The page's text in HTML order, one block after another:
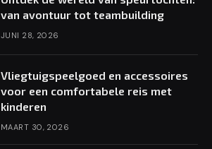
van avontuur tot teambuilding
JUNI 28, 2026
Vliegtuigspeelgoed en accessoires
voor een comfortabele reis met
kinderen
MAART 30, 2026